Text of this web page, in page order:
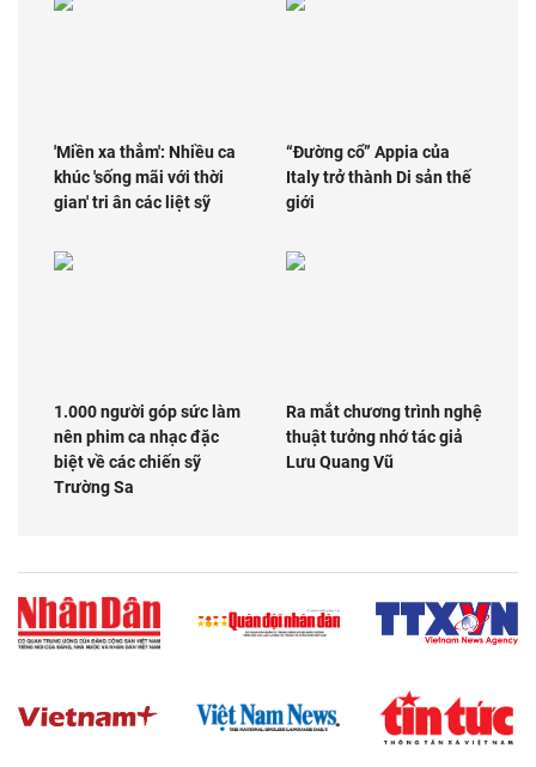
'Miền xa thẳm': Nhiều ca
khúc 'sống mãi với thời
gian' tri ân các liệt sỹ
“Đường cổ” Appia của
Italy trở thành Di sản thế
giới
1.000 người góp sức làm
nên phim ca nhạc đặc
biệt về các chiến sỹ
Trường Sa
Ra mắt chương trình nghệ
thuật tưởng nhớ tác giả
Lưu Quang Vũ